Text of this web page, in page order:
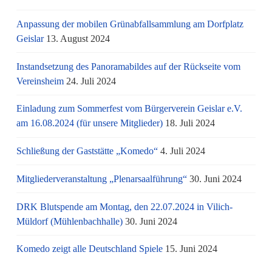
Anpassung der mobilen Grünabfallsammlung am Dorfplatz
Geislar 13. August 2024
Instandsetzung des Panoramabildes auf der Rückseite vom
Vereinsheim 24. Juli 2024
Einladung zum Sommerfest vom Bürgerverein Geislar e.V.
am 16.08.2024 (für unsere Mitglieder) 18. Juli 2024
Schließung der Gaststätte „Komedo“ 4. Juli 2024
Mitgliederveranstaltung „Plenarsaalführung“ 30. Juni 2024
DRK Blutspende am Montag, den 22.07.2024 in Vilich-
Müldorf (Mühlenbachhalle) 30. Juni 2024
Komedo zeigt alle Deutschland Spiele 15. Juni 2024